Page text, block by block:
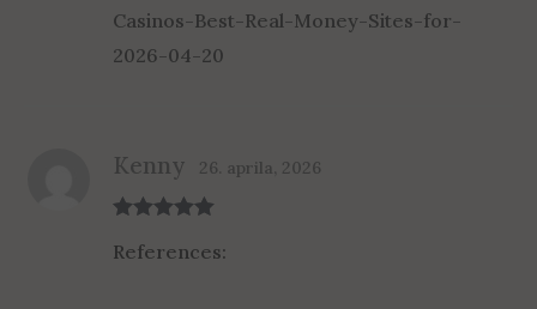
Casinos-Best-Real-Money-Sites-for-
2026-04-20
of 5
Kenny 26. aprila, 2026
References: